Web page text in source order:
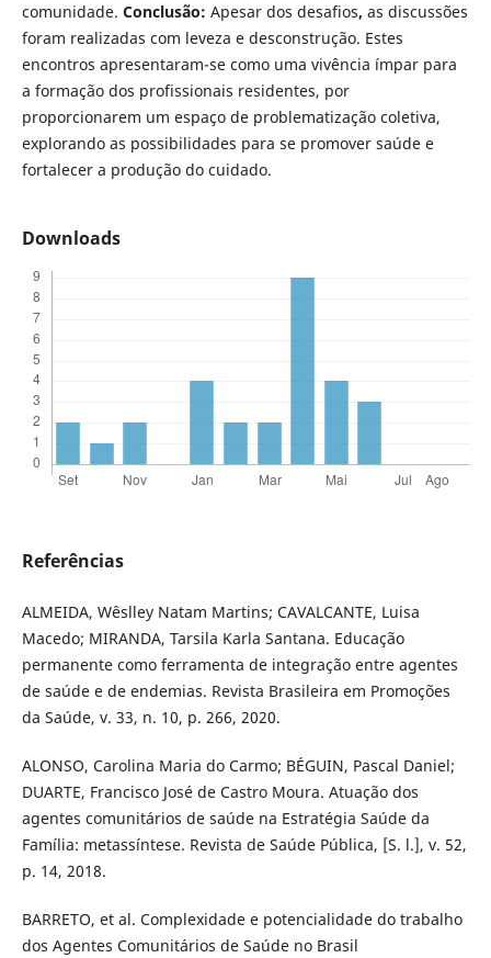
comunidade. Conclusão: Apesar dos desafios, as discussões
foram realizadas com leveza e desconstrução. Estes
encontros apresentaram-se como uma vivência ímpar para
a formação dos profissionais residentes, por
proporcionarem um espaço de problematização coletiva,
explorando as possibilidades para se promover saúde e
fortalecer a produção do cuidado.
Downloads
Referências
ALMEIDA, Wêslley Natam Martins; CAVALCANTE, Luisa
Macedo; MIRANDA, Tarsila Karla Santana. Educação
permanente como ferramenta de integração entre agentes
de saúde e de endemias. Revista Brasileira em Promoções
da Saúde, v. 33, n. 10, p. 266, 2020.
ALONSO, Carolina Maria do Carmo; BÉGUIN, Pascal Daniel;
DUARTE, Francisco José de Castro Moura. Atuação dos
agentes comunitários de saúde na Estratégia Saúde da
Família: metassíntese. Revista de Saúde Pública, [S. l.], v. 52,
p. 14, 2018.
BARRETO, et al. Complexidade e potencialidade do trabalho
dos Agentes Comunitários de Saúde no Brasil